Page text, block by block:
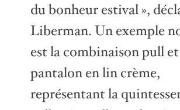
du bonheur estival »,
Liberman. Un exemple
est la combinaison pull et
pantalon en lin crème,
représentant la